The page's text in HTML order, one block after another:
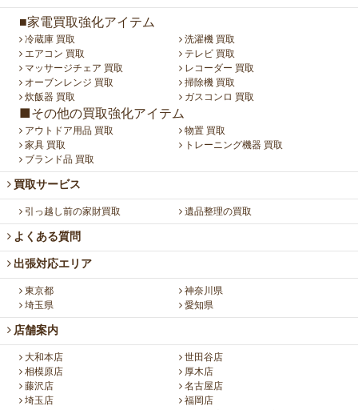
■家電買取強化アイテム
冷蔵庫 買取
洗濯機 買取
エアコン 買取
テレビ 買取
マッサージチェア 買取
レコーダー 買取
オーブンレンジ 買取
掃除機 買取
炊飯器 買取
ガスコンロ 買取
■その他の買取強化アイテム
アウトドア用品 買取
物置 買取
家具 買取
トレーニング機器 買取
ブランド品 買取
買取サービス
引っ越し前の家財買取 遺品整理の買取
よくある質問
出張対応エリア
東京都
神奈川県
埼玉県
愛知県
店舗案内
大和本店
世田谷店
相模原店
厚木店
藤沢店
名古屋店
埼玉店
福岡店